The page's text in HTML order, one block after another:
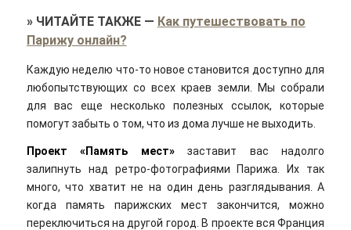
» ЧИТАЙТЕ ТАКЖЕ— Как путешествовать по
Парижу онлайн?
Каждую неделю что-то новое становится доступно для
любопытствующих со всех краев земли. Мы собрали
для вас еще несколько полезных ссылок, которые
помогут забыть о том, что из дома лучше не выходить.
Проект «Память мест»заставит вас надолго
залипнуть над ретро-фотографиями Парижа. Их так
много, что хватит не на один день разглядывания. А
когда память парижских мест закончится, можно
переключиться на другой город. В проекте вся Франция